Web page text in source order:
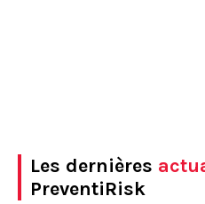
Les dernières
PreventiRisk